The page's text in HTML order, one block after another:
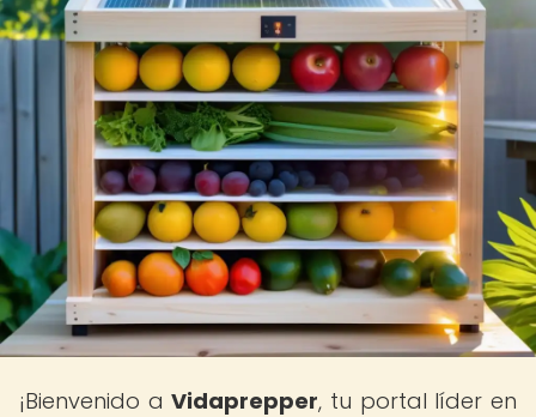
¡Bienvenido aVidaprepper, tu portal líder en